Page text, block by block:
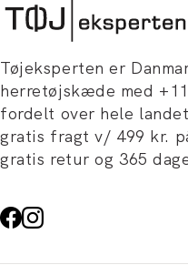
Tøjeksperten er
herretøjskæde med
fordelt over hele
gratis fragt v/ 499 kr.
gratis retur og 365